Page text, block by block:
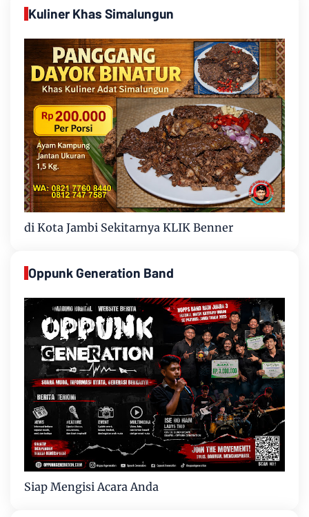
Kuliner Khas Simalungun
di Kota Jambi Sekitarnya KLIK Benner
Oppunk Generation Band
Siap Mengisi Acara Anda